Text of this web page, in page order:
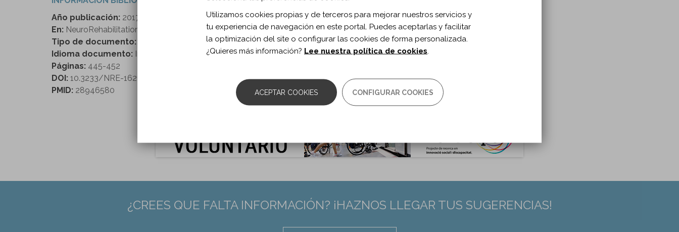
Año publicación: 2017
En: NeuroRehabilitation. 2017;41(2)
Tipo de documento:
Idioma documento: Inglés
Páginas: 445-452
DOI: 10.3233/NRE-162139
PMID: 28946580
¿CREES QUE FALTA INFORMACIÓN? ¡HAZNOS LLEGAR TUS SUGERENCIAS!
Utilizamos cookies propias y de terceros para mejorar nuestros servicios y
tu experiencia de navegación en este portal. Puedes aceptarlas y facilitar
la optimización del site o configurar las cookies de forma personalizada.
¿Quieres más información? Lee nuestra política de cookies
ACEPTAR COOKIES CONFIGURAR COOKIES